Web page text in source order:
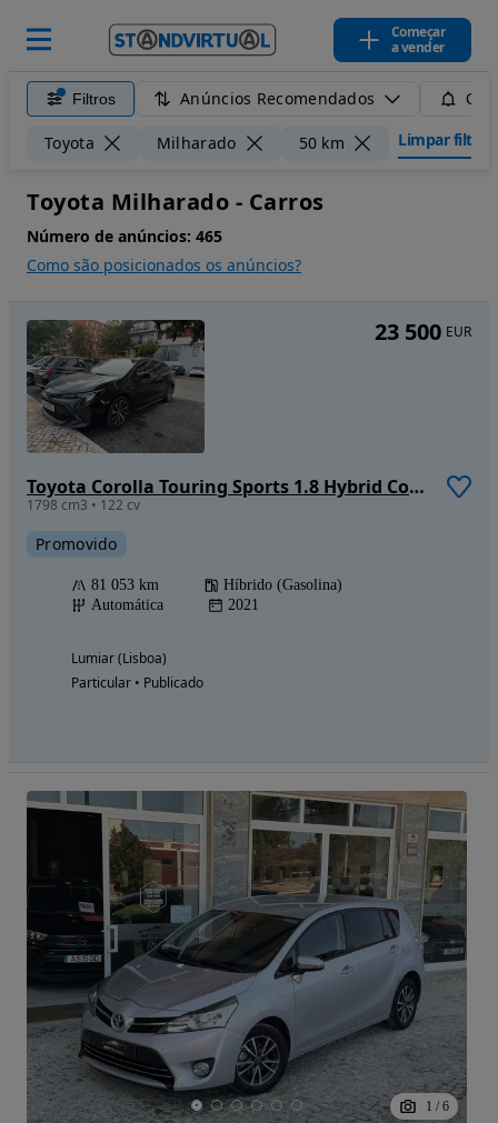
Começar
a vender
Filtros Anúncios Recomendados
Toyota Milharado 50 km Limpar filtros
Toyota Milharado - Carros
Número de anúncios: 465
Como são posicionados os anúncios?
Toyota Corolla Touring Sports 1.8 Hybrid Comfort+P.Sport
1798 cm3 • 122 cv
Promovido
81 053 km
Híbrido (Gasolina)
Automática
2021
Lumiar (Lisboa)
Particular • Publicado
23 500 EUR
1 / 6